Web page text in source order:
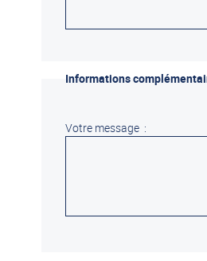
Informations
Votre message :